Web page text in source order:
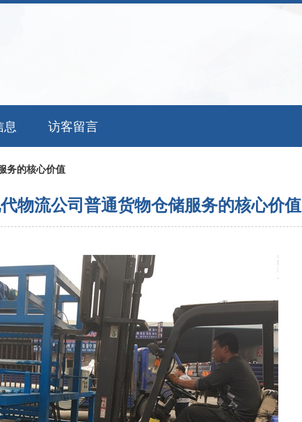
息 访客留言
务的核心价值
物流公司普通货物仓储服务的核心价值